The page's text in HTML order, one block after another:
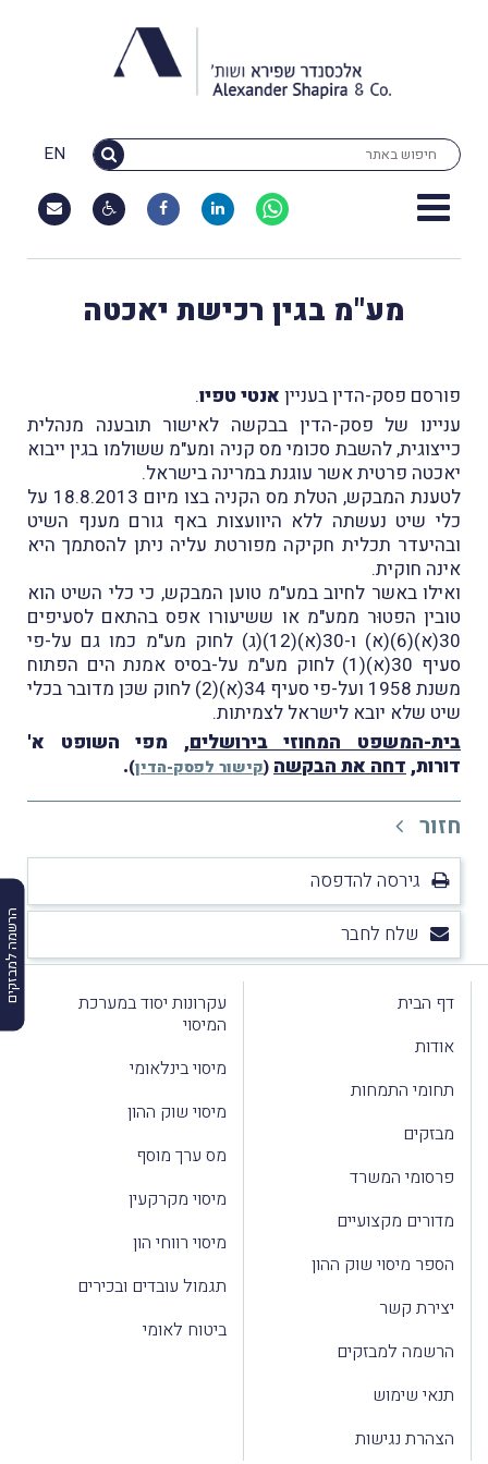
EN
הרשמה למבזקים
מע"מ בגין רכישת יאכטה
פורסם פסק-הדין בעניין אנטי טפיו.
עניינו של פסק-הדין בבקשה לאישור תובענה מנהלית
כייצוגית, להשבת סכומי מס קניה ומע"מ ששולמו בגין ייבוא
יאכטה פרטית אשר עוגנת במרינה בישראל.
לטענת המבקש, הטלת מס הקניה בצו מיום 18.8.2013 על
כלי שיט נעשתה ללא היוועצות באף גורם מענף השיט
ובהיעדר תכלית חקיקה מפורטת עליה ניתן להסתמך היא
אינה חוקית.
ואילו באשר לחיוב במע"מ טוען המבקש, כי כלי השיט הוא
טובין הפטוּר ממע"מ או ששיעורו אפס בהתאם לסעיפים
30(א)(6)(א) ו-30(א)(12)(ג) לחוק מע"מ כמו גם על-פי
סעיף 30(א)(1) לחוק מע"מ על-בסיס אמנת הים הפתוח
משנת 1958 ועל-פי סעיף 34(א)(2) לחוק שכּן מדובר בכלי
שיט שלא יובא לישראל לצמיתות.
בית-המשפט המחוזי בירושלים, מפי השופט א'
דורות, דחה את הבקשה (קישור לפסק-הדין)
.
חזור
גירסה להדפסה
שלח לחבר
דף הבית
אודות
תחומי התמחות
מבזקים
פרסומי המשרד
מדורים מקצועיים
הספר מיסוי שוק ההון
יצירת קשר
הרשמה למבזקים
תנאי שימוש
הצהרת נגישות
עקרונות יסוד במערכת
המיסוי
מיסוי בינלאומי
מיסוי שוק ההון
מס ערך מוסף
מיסוי מקרקעין
מיסוי רווחי הון
תגמול עובדים ובכירים
ביטוח לאומי